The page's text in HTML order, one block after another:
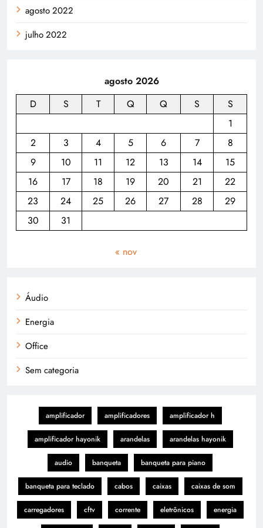
agosto 2022
julho 2022
agosto 2026
D
S T Q Q S
S
1
2
3 4 5 6 7
8
9
10 11 12 13 14
15
16
17 18 19 20 21
22
23
24 25 26 27 28
29
30
31
« nov
Áudio
Energia
Office
Sem categoria
amplificador amplificadores amplificador h
amplificador hayonik arandelas arandelas hayonik
audio banqueta banqueta para piano
banqueta para teclado cabos caixas caixas de som
carregadores cftv corrente eletrônicos energia